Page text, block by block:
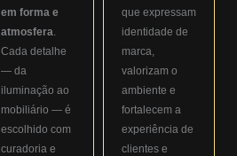
em forma e
atmosfera
Cada detalhe
— da
iluminação ao
mobiliário — é
escolhido com
curadoria e
que expressam
identidade de
marca,
valorizam o
ambiente e
fortalecem a
experiência de
clientes e